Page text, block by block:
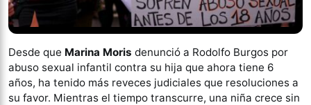
Desde que Marina Moris denunció a Rodolfo Burgos por
abuso sexual infantil contra su hija que ahora tiene 6
años, ha tenido más reveces judiciales que resoluciones a
su favor. Mientras el tiempo transcurre, una niña crece sin